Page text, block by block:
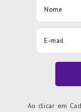
Ao clicar em